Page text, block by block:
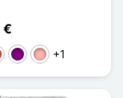
€
VioletOr Rose
+1